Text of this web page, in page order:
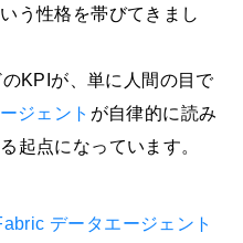
いう性格を帯びてきまし
KPIが、単に人間の目で
ジェント が自律的に読み
起点になっています。
データエージェント